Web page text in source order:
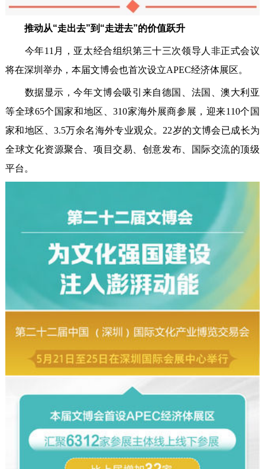
推动从“走出去”到“走进去”的价值跃升
今年11月，亚太经合组织第三十三次领导人非正式会议
将在深圳举办，本届文博会也首次设立APEC经济体展区。
数据显示，今年文博会吸引来自德国、法国、澳大利亚
等全球65个国家和地区、310家海外展商参展，迎来110个国
家和地区、3.5万余名海外专业观众。22岁的文博会已成长为
全球文化资源聚合、项目交易、创意发布、国际交流的顶级
平台。